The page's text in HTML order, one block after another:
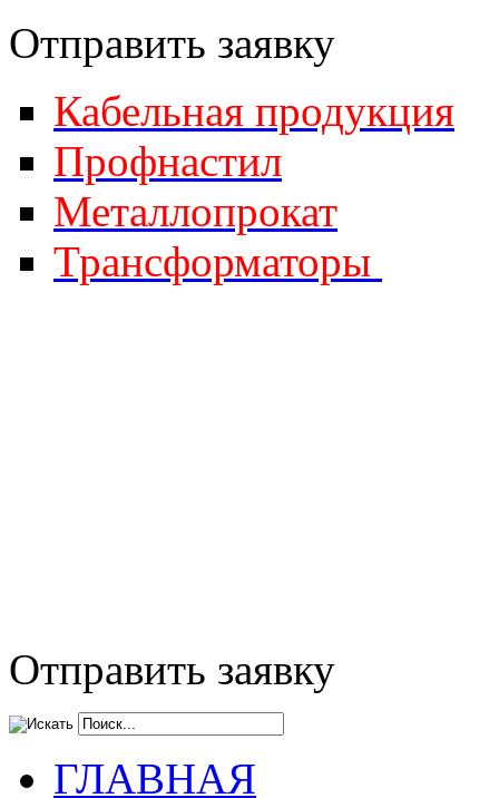
Отправить заявку
Кабельная продукция
Профнастил
Металлопрокат
Трансформаторы
Отправить заявку
ГЛАВНАЯ